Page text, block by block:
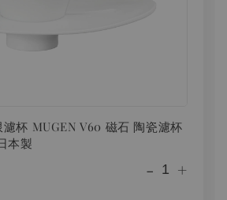
濾杯 MUGEN V60 磁石 陶瓷濾杯
本製
- +